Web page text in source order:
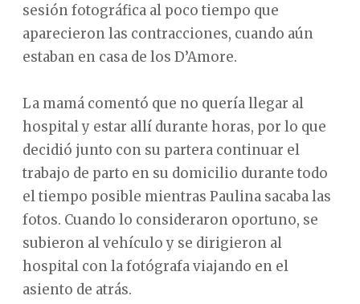
sesión fotográfica al poco tiempo que
aparecieron las contracciones, cuando aún
estaban en casa de los D’Amore.
La mamá comentó que no quería llegar al
hospital y estar allí durante horas, por lo que
decidió junto con su partera continuar el
trabajo de parto en su domicilio durante todo
el tiempo posible mientras Paulina sacaba las
fotos. Cuando lo consideraron oportuno, se
subieron al vehículo y se dirigieron al
hospital con la fotógrafa viajando en el
asiento de atrás.